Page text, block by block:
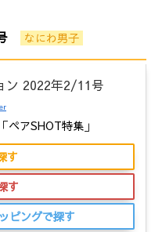
なにわ男子
ン 2022年2/11号
ペアSHOT特集」
す
す
ピングで探す